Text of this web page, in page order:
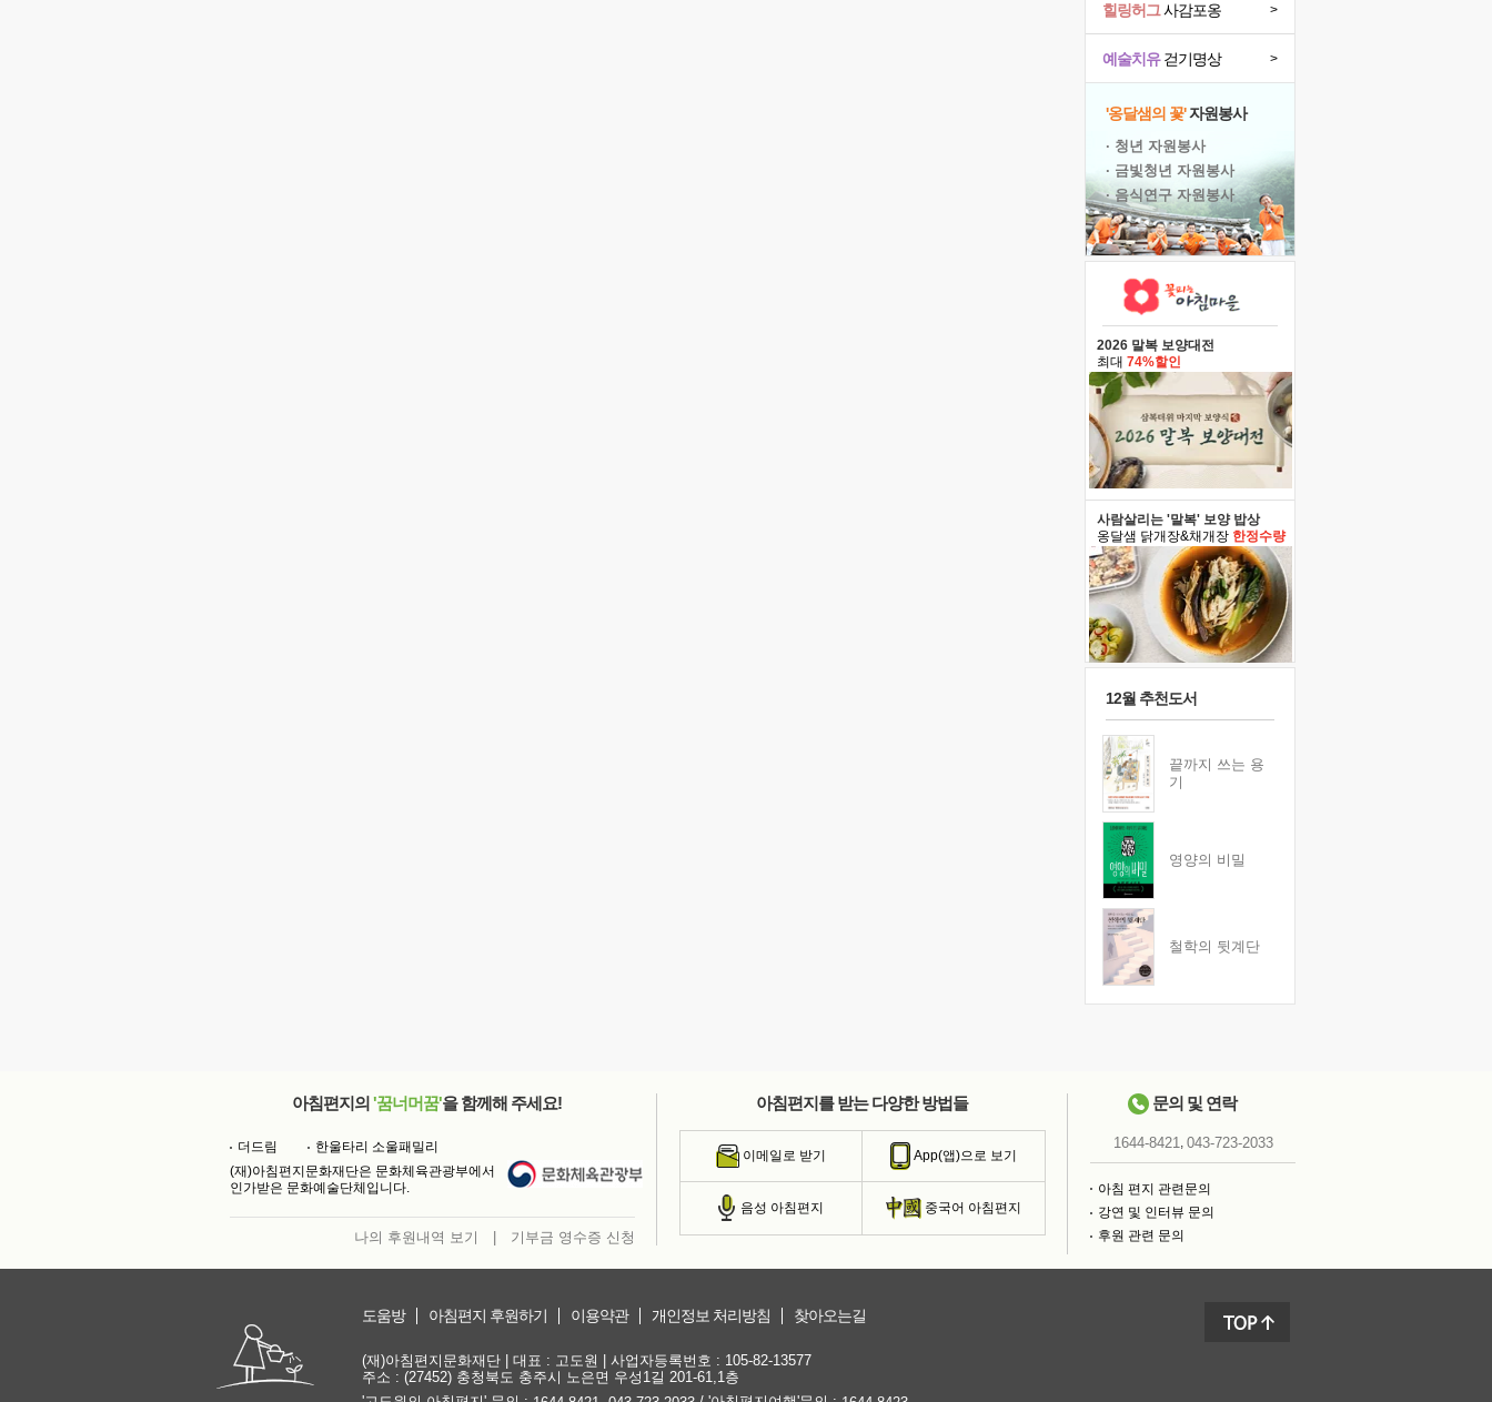
예술치유걷기명상 >
힐링허그사감포옹 >
'옹달샘의 꽃'자원봉사
· 청년 자원봉사
· 금빛청년 자원봉사
· 음식연구 자원봉사
2026 말복 보양대전
최대 74%할인
사람살리는 '말복' 보양 밥상
옹달샘 닭개장&채개장 한정수량
12월 추천도서
끝까지 쓰는 용
기
영양의 비밀
철학의 뒷계단
아침편지의 '꿈너머꿈'을 함께해 주세요!
더드림
한울타리 소울패밀리
(재)아침편지문화재단은 문화체육관광부에서
인가받은 문화예술단체입니다.
나의 후원내역 보기 기부금 영수증 신청
아침편지를 받는 다양한 방법들
이메일로 받기 App(앱)으로 보기
음성 아침편지 중국어 아침편지
문의 및 연락
1644-8421, 043-723-2033
아침 편지 관련문의
강연 및 인터뷰 문의
후원 관련 문의
도움방 아침편지 후원하기 이용약관 개인정보 처리방침 찾아오는길
(재)아침편지문화재단 | 대표 : 고도원 | 사업자등록번호 : 105-82-13577
주소 : (27452) 충청북도 충주시 노은면 우성1길 201-61,1층